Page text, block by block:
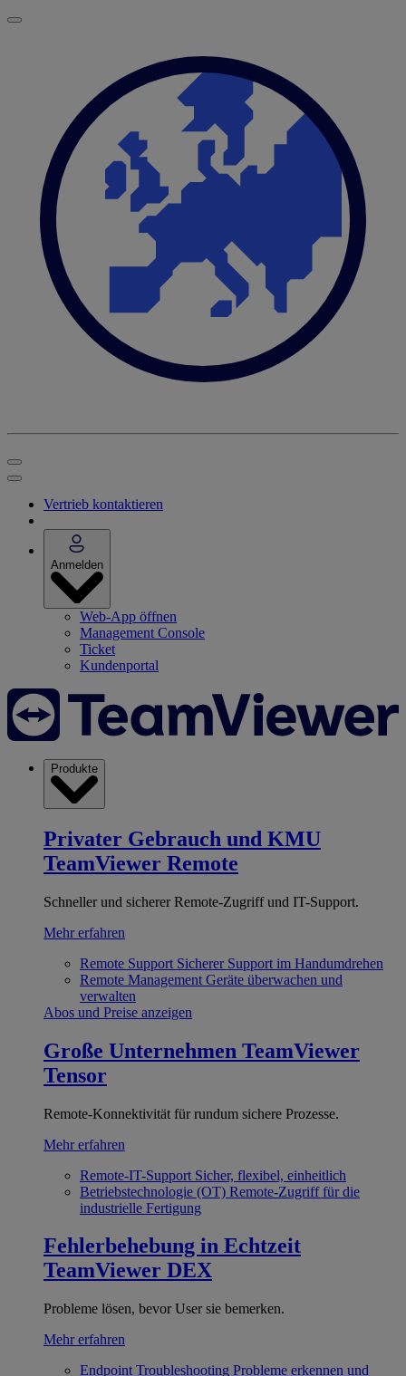
Vertrieb kontaktieren
Anmelden
Web-App öffnen
Management Console
Ticket
Kundenportal
Produkte
Privater Gebrauch und KMU
TeamViewer Remote
Schneller und sicherer Remote-Zugriff und IT-Support.
Mehr erfahren
Remote Support Sicherer Support im Handumdrehen
Remote Management Geräte überwachen und
verwalten
Abos und Preise anzeigen
Große Unternehmen TeamViewer
Tensor
Remote-Konnektivität für rundum sichere Prozesse.
Mehr erfahren
Remote-IT-Support Sicher, flexibel, einheitlich
Betriebstechnologie (OT) Remote-Zugriff für die
industrielle Fertigung
Fehlerbehebung in Echtzeit
TeamViewer DEX
Probleme lösen, bevor User sie bemerken.
Mehr erfahren
Endpoint Troubleshooting Probleme erkennen und